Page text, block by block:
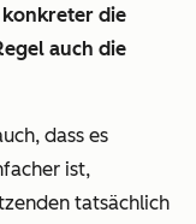
konkreter die
auch die
dass es
ist,
tatsächlich